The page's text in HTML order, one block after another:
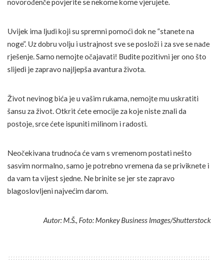
novorođenče povjerite se nekome kome vjerujete.
Uvijek ima ljudi koji su spremni pomoći dok ne “stanete na
noge”. Uz dobru volju i ustrajnost sve se posloži i za sve se nađe
rješenje. Samo nemojte očajavati! Budite pozitivni jer ono što
slijedi je zapravo najljepša avantura života.
Život nevinog bića je u vašim rukama, nemojte mu uskratiti
šansu za život. Otkrit ćete emocije za koje niste znali da
postoje, srce ćete ispuniti milinom i radosti.
Neočekivana trudnoća će vam s vremenom postati nešto
sasvim normalno, samo je potrebno vremena da se priviknete i
da vam ta vijest sjedne. Ne brinite se jer ste zapravo
blagoslovljeni najvećim darom.
Autor: M.Š., Foto: Monkey Business Images/Shutterstock